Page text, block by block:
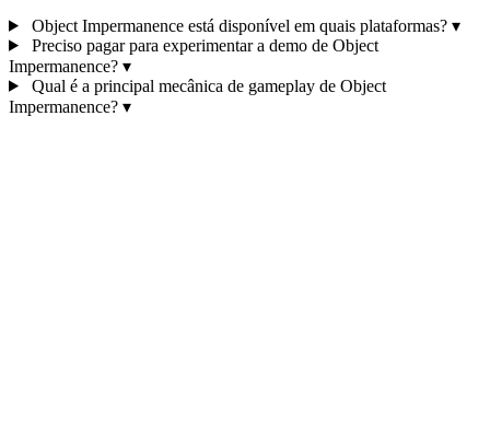
Object Impermanence está disponível em quais plataformas? ▾
Preciso pagar para experimentar a demo de Object
Impermanence? ▾
Qual é a principal mecânica de gameplay de Object
Impermanence? ▾